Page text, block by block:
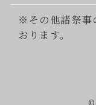
※その他諸祭事
おります。
©